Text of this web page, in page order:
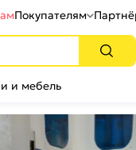
Покупателям
и мебель